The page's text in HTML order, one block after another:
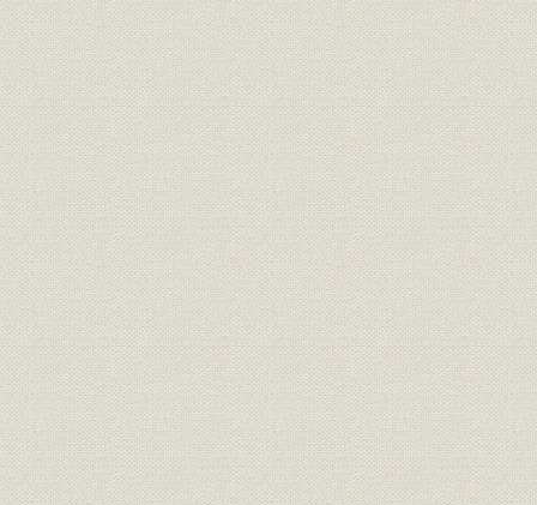
設備
事業の拡大・発展と戦時下の経
営 1917●大正6年→昭和20年
●1945
昭和6年
(1945年)